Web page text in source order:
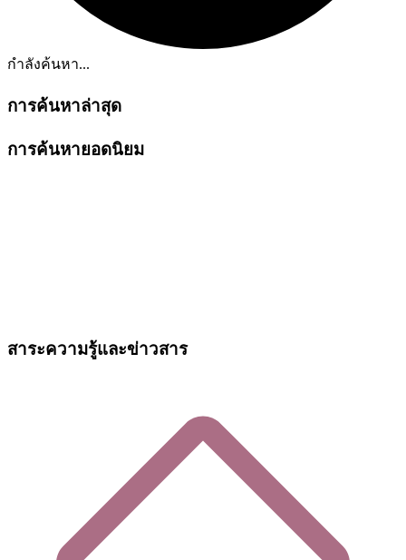
กำลังค้นหา...
การค้นหาล่าสุด
การค้นหายอดนิยม
สาระความรู้และข่าวสาร